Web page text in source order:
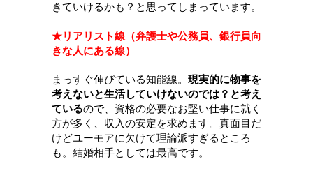
きていけるかも？と思ってしまっています。
★リアリスト線（弁護士や公務員、銀行員向
きな人にある線）
まっすぐ伸びている知能線。 現実的に物事を
考えないと生活していけないのでは？と考え
ているので、資格の必要なお堅い仕事に就く
方が多く、収入の安定を求めます。真面目だ
けどユーモアに欠けて理論派すぎるところ
も。結婚相手としては最高です。